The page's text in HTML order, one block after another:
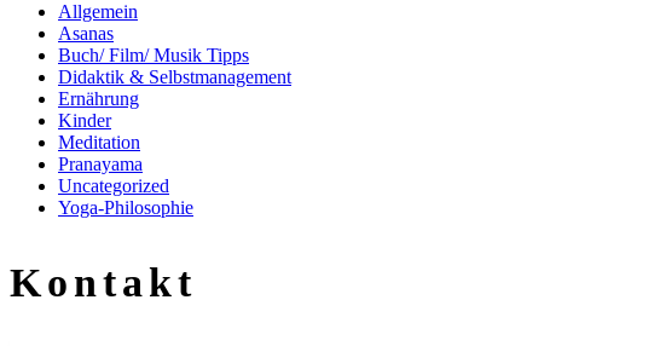
Allgemein
Asanas
Buch/ Film/ Musik Tipps
Didaktik & Selbstmanagement
Ernährung
Kinder
Meditation
Pranayama
Uncategorized
Yoga-Philosophie
Kontakt